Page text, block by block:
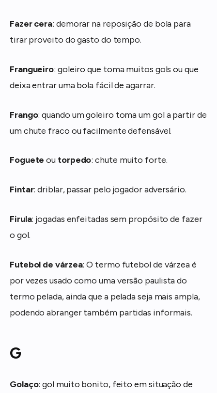
Fazer cera: demorar na reposição de bola para
tirar proveito do gasto do tempo.
Frangueiro: goleiro que toma muitos gols ou que
deixa entrar uma bola fácil de agarrar.
Frango: quando um goleiro toma um gol a partir de
um chute fraco ou facilmente defensável.
Fogueteou torpedo: chute muito forte.
Fintar: driblar, passar pelo jogador adversário.
Firula: jogadas enfeitadas sem propósito de fazer
o gol.
Futebol de várzea: O termo futebol de várzea é
por vezes usado como uma versão paulista do
termo pelada, ainda que a pelada seja mais ampla,
podendo abranger também partidas informais.
G
Golaço: gol muito bonito, feito em situação de